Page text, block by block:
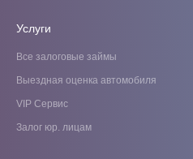
Услуги
Все залоговые займы
Выездная оценка автомобиля
VIP Cервис
Залог юр. лицам